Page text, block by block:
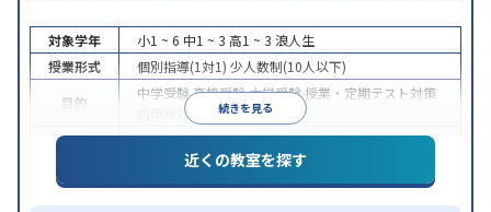
続きを見る
対象学年 小1 ~ 6 中1 ~ 3 高1 ~ 3 浪人生
授業形式
個別指導(1対1) 少人数制(10人以下)
目的
中学受験高校受験大学受験 授業・定期テスト対策
内申点対策
特徴
中高一貫校生に対応
近くの教室を探す